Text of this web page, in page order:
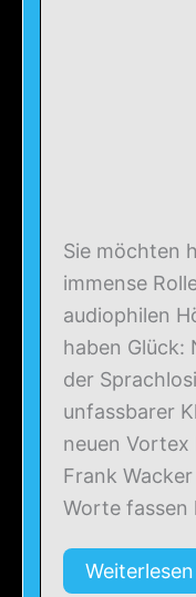
Sie möchten
immense
audiophilen
haben Glück:
der
unfassbarer
neuen Vortex
Frank
Worte fassen